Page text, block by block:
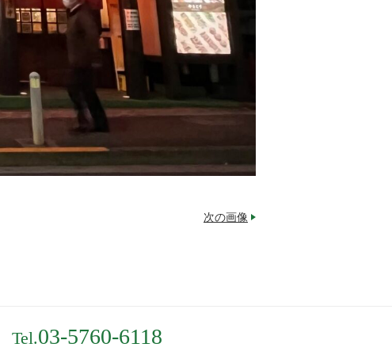
次の画像
Tel.03-5760-6118